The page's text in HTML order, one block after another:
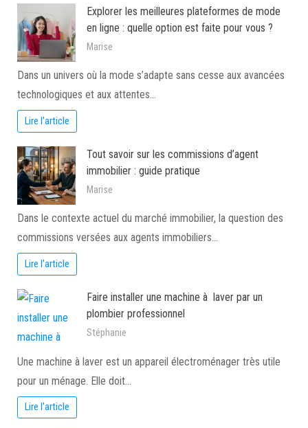
Explorer les meilleures plateformes de mode
en ligne : quelle option est faite pour vous ?
Marise
Dans un univers où la mode s’adapte sans cesse aux avancées
technologiques et aux attentes…
Lire l'article
Tout savoir sur les commissions d’agent
immobilier : guide pratique
Marise
Dans le contexte actuel du marché immobilier, la question des
commissions versées aux agents immobiliers…
Lire l'article
Faire installer une machine à laver par un
plombier professionnel
Stéphanie
Une machine à laver est un appareil électroménager très utile
pour un ménage. Elle doit…
Lire l'article